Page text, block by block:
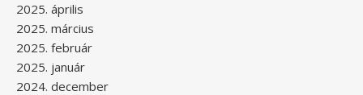
2025. április
2025. március
2025. február
2025. január
2024. december